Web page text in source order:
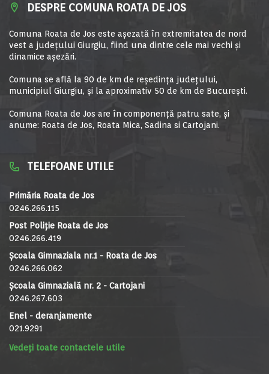
DESPRE COMUNA ROATA DE JOS
Comuna Roata de Jos este aşezată în extremitatea de nord
vest a judeţului Giurgiu, fiind una dintre cele mai vechi şi
dinamice aşezări.
Comuna se află la 90 de km de reşedinţa judeţului,
municipiul Giurgiu, şi la aproximativ 50 de km de Bucureşti.
Comuna Roata de Jos are în componență patru sate, și
anume: Roata de Jos, Roata Mica, Sadina si Cartojani.
TELEFOANE UTILE
Primăria Roata de Jos
0246.266.115
Post Poliție Roata de Jos
0246.266.419
Școala Gimnaziala nr.1 - Roata de Jos
0246.266.062
Școala Gimnazială nr. 2 - Cartojani
0246.267.603
Enel - deranjamente
021.9291
Vedeți toate contactele utile